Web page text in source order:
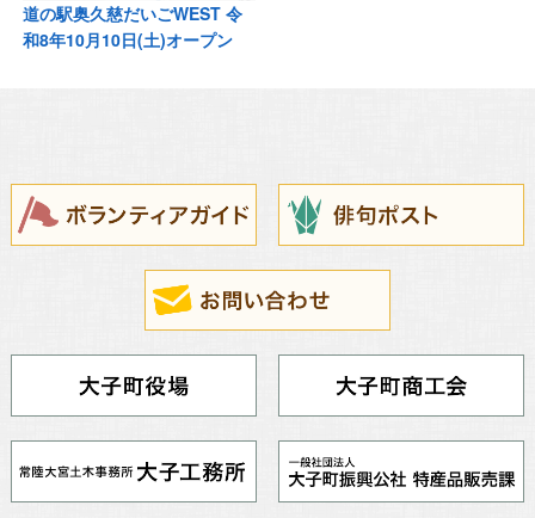
道の駅奥久慈だいごWEST 令
和8年10月10日(土)オープン